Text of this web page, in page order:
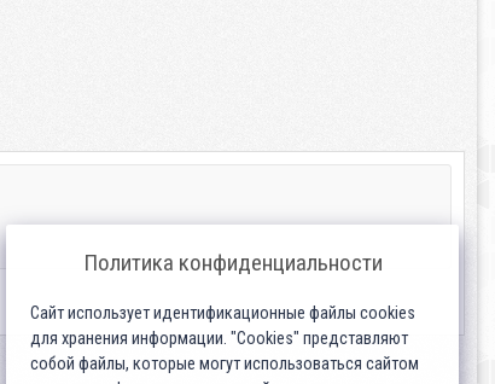
Политика конфиденциальности
Сайт использует идентификационные файлы cookies
для хранения информации. "Cookies" представляют
собой файлы, которые могут использоваться сайтом